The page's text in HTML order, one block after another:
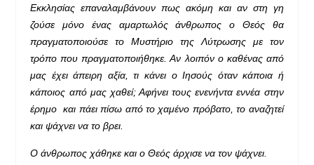
Εκκλησίας επαναλαμβάνουν πως ακόμη και αν στη γη
ζούσε μόνο ένας αμαρτωλός άνθρωπος ο Θεός θα
πραγματοποιούσε το Μυστήριο της Λύτρωσης με τον
τρόπο που πραγματοποιήθηκε. Αν λοιπόν ο καθένας από
μας έχει άπειρη αξία, τι κάνει ο Ιησούς όταν κάποια ή
κάποιος από μας χαθεί; Αφήνει τους ενενήντα εννέα στην
έρημο και πάει πίσω από το χαμένο πρόβατο, το αναζητεί
και ψάχνει να το βρει.
Ο άνθρωπος χάθηκε και ο Θεός άρχισε να τον ψάχνει.